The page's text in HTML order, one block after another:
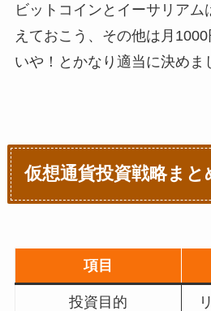
ビットコインとイーサリアム
えておこう、その他は月
いや！とかなり適当に決めま
仮想通貨投資戦略まと
項目
投資目的